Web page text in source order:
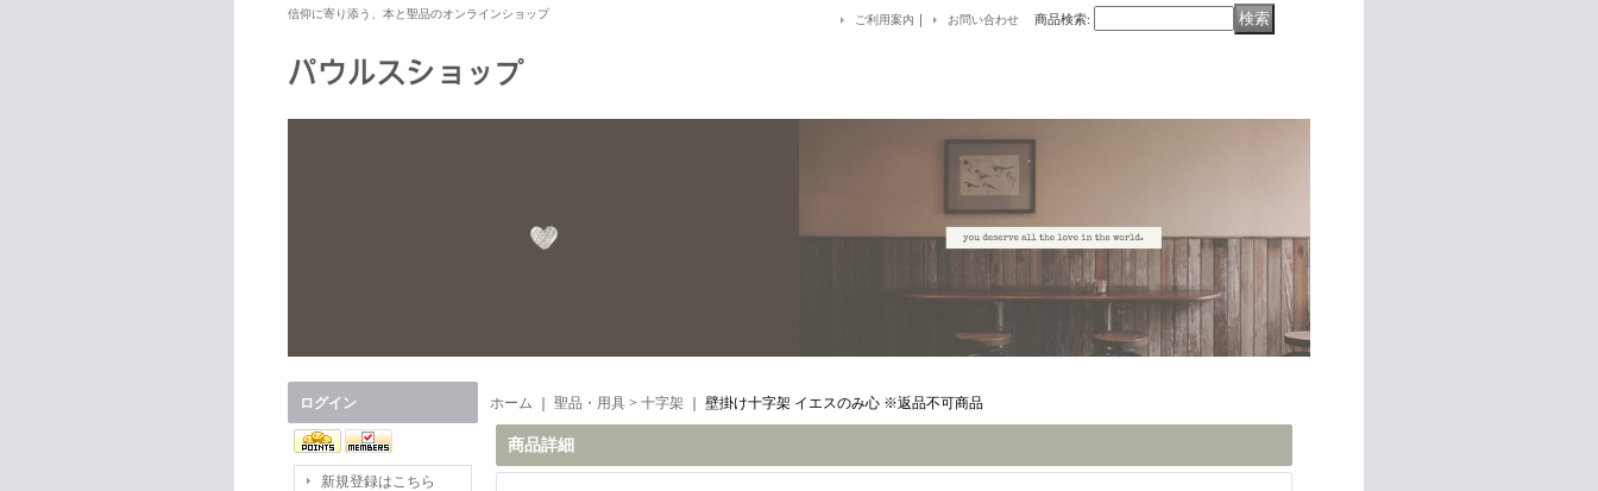
信仰に寄り添う、本と聖品のオンラインショップ ご利用案内 ｜ お問い合わせ 商品検索:
ログイン
新規登録はこちら
ホーム 聖品・用具 > 十字架 壁掛け十字架 イエスのみ心 ※返品不可商品
商品詳細